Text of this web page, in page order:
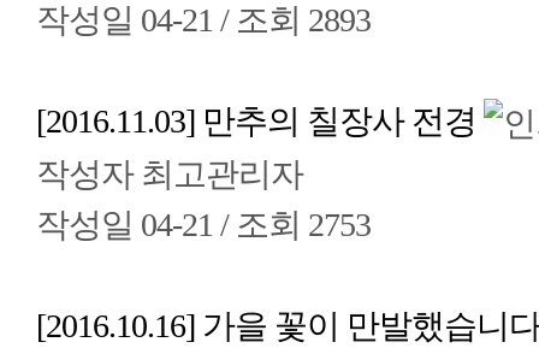
작성일 04-21 / 조회 2893
[2016.11.03] 만추의 칠장사 전경
작성자 최고관리자
작성일 04-21 / 조회 2753
[2016.10.16] 가을 꽃이 만발했습니